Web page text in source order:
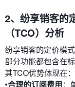
2、纷享销客的
（TCO）分析
纷享销客的定价模
部分功能都包含在
其TCO优势体现在：
•合理的订阅费用：